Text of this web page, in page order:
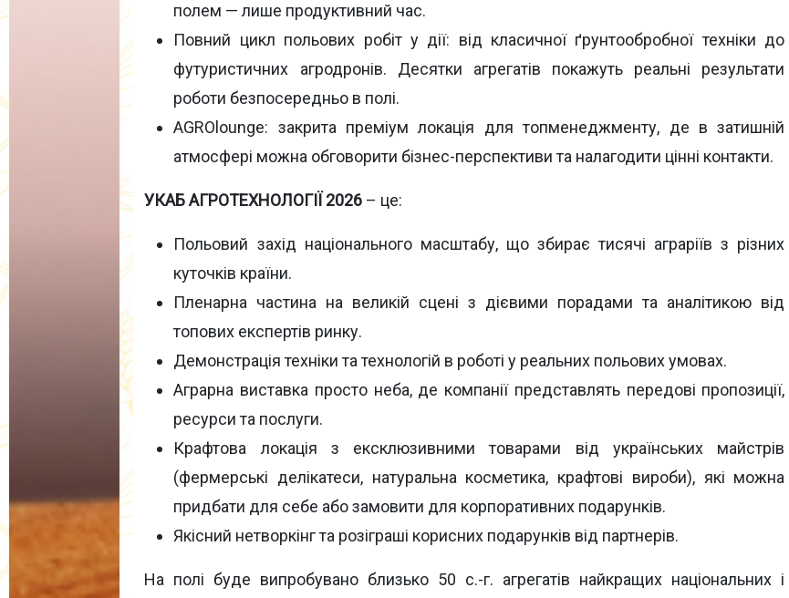
полем — лише продуктивний час.
Повний цикл польових робіт у дії: від класичної ґрунтообробної техніки до
футуристичних агродронів. Десятки агрегатів покажуть реальні результати
роботи безпосередньо в полі.
AGROlounge: закрита преміум локація для топменеджменту, де в затишній
атмосфері можна обговорити бізнес-перспективи та налагодити цінні контакти.
УКАБ АГРОТЕХНОЛОГІЇ 2026 – це:
Польовий захід національного масштабу, що збирає тисячі аграріїв з різних
куточків країни.
Пленарна частина на великій сцені з дієвими порадами та аналітикою від
топових експертів ринку.
Демонстрація техніки та технологій в роботі у реальних польових умовах.
Аграрна виставка просто неба, де компанії представлять передові пропозиції,
ресурси та послуги.
Крафтова локація з ексклюзивними товарами від українських майстрів
(фермерські делікатеси, натуральна косметика, крафтові вироби), які можна
придбати для себе або замовити для корпоративних подарунків.
Якісний нетворкінг та розіграші корисних подарунків від партнерів.
На полі буде випробувано близько 50 с.-г. агрегатів найкращих національних і